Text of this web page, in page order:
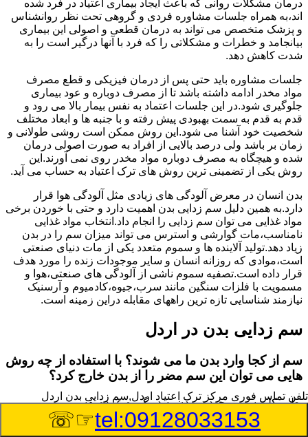
درمان مشکلات روانی که باعث ایجاد بیماری اعتیاد در فرد شده
اند،به همراه جلسات مشاوره فردی و گروهی تحت نظر روانشناس
و پزشک متخصص می تواند به درمان قطعی و اصولی این بیماری
بیانجامد و خطرات و مشکلاتی را که فرد با آنها درگیر است را به
شدت کاهش دهد.
جلسات مشاوره باید حتی پس از درمان فیزیکی و قطع مصرف
مواد مخدر ادامه داشته باشد تا از مصرف دوباره و عود بیماری
جلوگیری شود.در این جلسات اعتماد به نفس بیمار بالا می رود و
قدم به قدم به سمت بهبودی پیش رفته و با جنبه ها و ابعاد مختلف
شخصیت خود آشنا می شود.این روش ممکن است روشی طولانی و
زمان بر باشد ولی درصد بالایی از افراد به صورت اصولی درمان
شده و هیچگاه به مصرف دوباره مواد مخدر روی نمی آورند.این
روش یکی از تضمینی ترین روش های ترک اعتیاد به حساب می آید.
بدن انسان در معرض آلودگی های زیادی مثل آلودگی هوا قرار
دارد.به همین دلیل سم زدایی بدن اهمیت دارد و حتی با خوردن برخی
مواد غذایی می توان سم زدایی را انجام داد.انتخاب مواد غذایی
نامناسب،مات گوارشی و استرس می تواند میزان سم را در بدن
زیاد دهد.تولید آلاینده ها و سموم متعدد یکی از مات دنیای صنعتی
است،موادی که روزانه انسان و سایر موجودات زنده را مورد هدف
قرار داده است.تصفیه سموم ناشی از آلودگی های صنعتی،هوا و
مسمویت با فلزات سنگین مانند سرب،جیوه،کادمیوم و آرسنیک
نیازمند شناسایی تازه ترین راههای مقابله دراین زمینه است.
سم زدایی بدن در اردل
سم از کجا وارد بدن ما می شوند؟ با استفاده از چه روش
هایی می توان این سم مضر را از بدن خارج کرد؟
بطور کلی سم موجود در بدن به دو گروه عمده تقسیم می
شوند.بخش بزرگی از این سموم مثل مواد به جا مانده از سموم
گیاهی و آفت کش ها،فلزات سنگین ناشی از آلودگی هوا،انواع
تلفن تماس فوری مرکز ترک اعتیاد اردل,سم زدایی بدن اردل
tel:09128033153
☞☏